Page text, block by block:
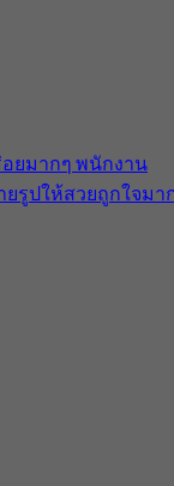
อยมากๆ พนักงาน
รูปให้สวยถูกใจมา